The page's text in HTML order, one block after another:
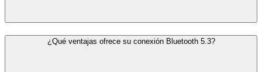
¿Qué ventajas ofrece su conexión Bluetooth 5.3?